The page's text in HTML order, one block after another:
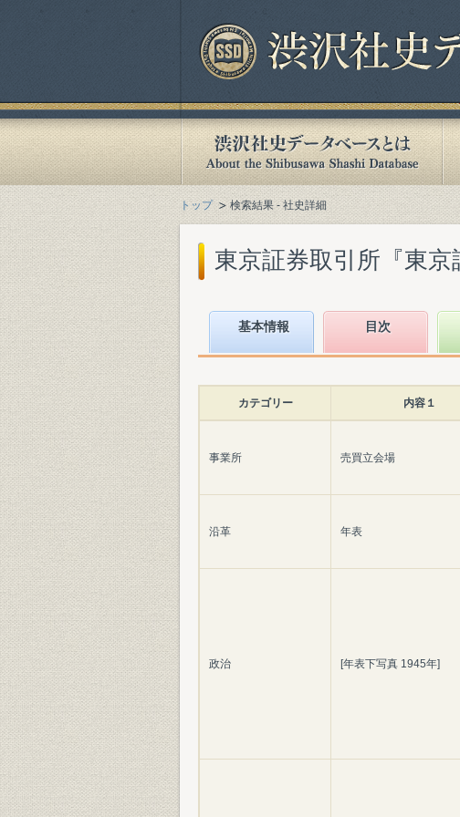
トップ 検索結果 - 社史詳細
東京証券取引所『東
基本情報 目次
カテゴリー 内容１
事業所 売買立会場
沿革 年表
政治 [年表下写真 1945年]